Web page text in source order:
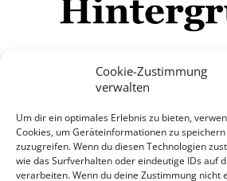
Cookie-Zustimmung
verwalten
Um dir ein optimales Erlebnis zu bieten,
Cookies, um Geräteinformationen zu
zuzugreifen. Wenn du diesen Technologien
wie das Surfverhalten oder eindeutige IDs auf
verarbeiten. Wenn du deine Zustimmung nicht
Mehr
© Copyright Hintergrund.de,